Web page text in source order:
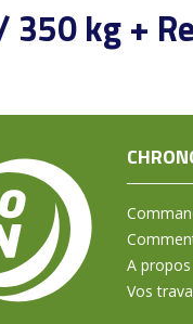
kg +
A propos
Vos